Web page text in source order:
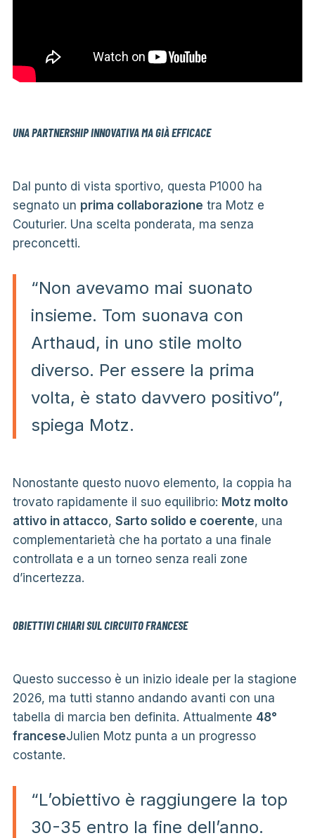
UNA PARTNERSHIP INNOVATIVA MA GIÀ EFFICACE
Dal punto di vista sportivo, questa P1000 ha
segnato un prima collaborazione tra Motz e
Couturier. Una scelta ponderata, ma senza
preconcetti.
“Non avevamo mai suonato
insieme. Tom suonava con
Arthaud, in uno stile molto
diverso. Per essere la prima
volta, è stato davvero positivo”,
spiega Motz.
Nonostante questo nuovo elemento, la coppia ha
trovato rapidamente il suo equilibrio: Motz molto
attivo in attacco, Sarto solido e coerente, una
complementarietà che ha portato a una finale
controllata e a un torneo senza reali zone
d’incertezza.
OBIETTIVI CHIARI SUL CIRCUITO FRANCESE
Questo successo è un inizio ideale per la stagione
2026, ma tutti stanno andando avanti con una
tabella di marcia ben definita. Attualmente 48°
franceseJulien Motz punta a un progresso
costante.
“L’obiettivo è raggiungere la top
30-35 entro la fine dell’anno.